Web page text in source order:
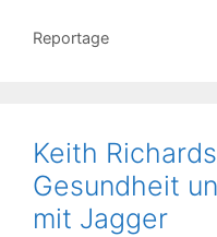
Kategorien
Reportage
Keith
Gesundheit
mit Jagger